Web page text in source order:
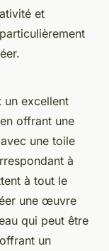
et
un excellent
offrant une
une toile
à
à tout le
une œuvre
qui peut être
un